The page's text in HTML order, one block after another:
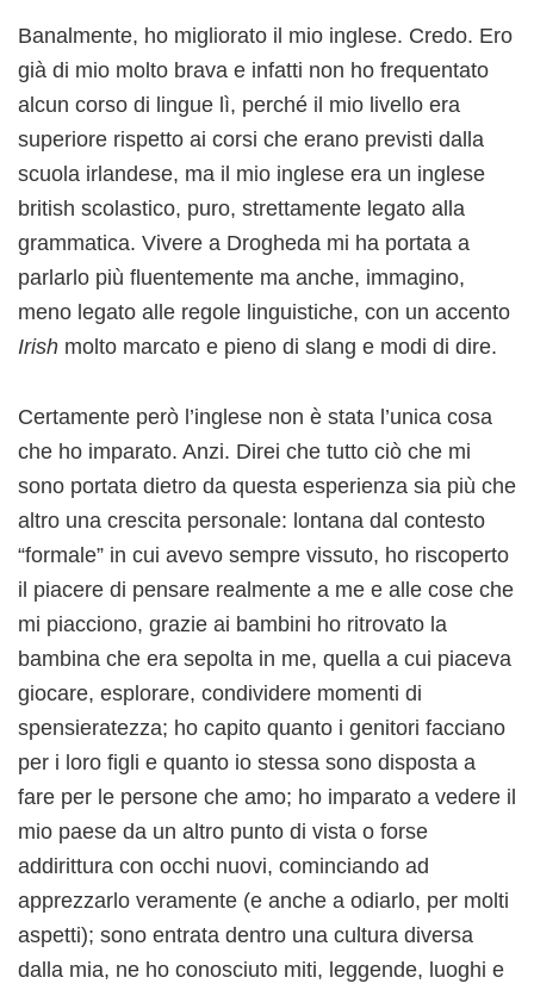
Banalmente, ho migliorato il mio inglese. Credo. Ero
già di mio molto brava e infatti non ho frequentato
alcun corso di lingue lì, perché il mio livello era
superiore rispetto ai corsi che erano previsti dalla
scuola irlandese, ma il mio inglese era un inglese
british scolastico, puro, strettamente legato alla
grammatica. Vivere a Drogheda mi ha portata a
parlarlo più fluentemente ma anche, immagino,
meno legato alle regole linguistiche, con un accento
Irish molto marcato e pieno di slang e modi di dire.
Certamente però l’inglese non è stata l’unica cosa
che ho imparato. Anzi. Direi che tutto ciò che mi
sono portata dietro da questa esperienza sia più che
altro una crescita personale: lontana dal contesto
“formale” in cui avevo sempre vissuto, ho riscoperto
il piacere di pensare realmente a me e alle cose che
mi piacciono, grazie ai bambini ho ritrovato la
bambina che era sepolta in me, quella a cui piaceva
giocare, esplorare, condividere momenti di
spensieratezza; ho capito quanto i genitori facciano
per i loro figli e quanto io stessa sono disposta a
fare per le persone che amo; ho imparato a vedere il
mio paese da un altro punto di vista o forse
addirittura con occhi nuovi, cominciando ad
apprezzarlo veramente (e anche a odiarlo, per molti
aspetti); sono entrata dentro una cultura diversa
dalla mia, ne ho conosciuto miti, leggende, luoghi e